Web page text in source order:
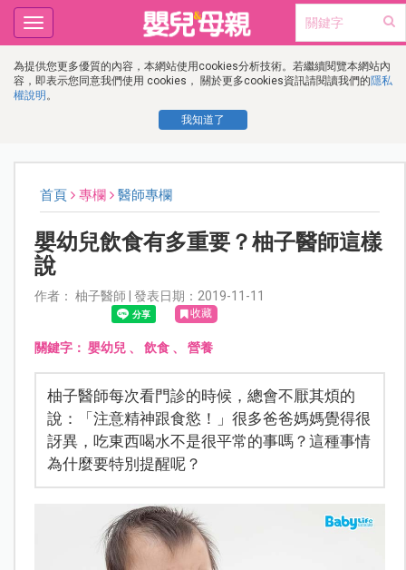
為提供您更多優質的內容，本網站使用cookies分析技術。若繼續閱覽本網站內
容，即表示您同意我們使用 cookies， 關於更多cookies資訊請閱讀我們的隱私
權說明 。
我知道了
Toggle
navigation
首頁 專欄 醫師專欄
嬰幼兒飲食有多重要？柚子醫師這樣
說
作者： 柚子醫師 | 發表日期：2019-11-11
收藏
關鍵字： 嬰幼兒、 飲食、 營養
柚子醫師每次看門診的時候，總會不厭其煩的
說：「注意精神跟食慾！」很多爸爸媽媽覺得很
訝異，吃東西喝水不是很平常的事嗎？這種事情
為什麼要特別提醒呢？